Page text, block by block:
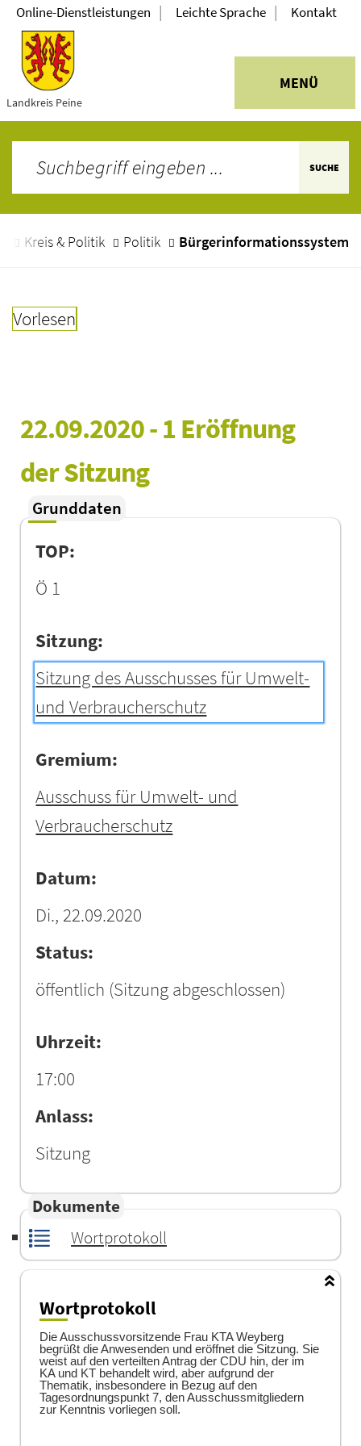
Landkreis Peine
MENÜ
Online-Dienstleistungen | Leichte Sprache | Kontakt
SUCHE
Kreis & Politik Politik Bürgerinformationssystem
Vorlesen
22.09.2020 - 1 Eröffnung
der Sitzung
Grunddaten
TOP:
Ö 1
Sitzung:
Sitzung des Ausschusses für Umwelt-
und Verbraucherschutz
Gremium:
Ausschuss für Umwelt- und
Verbraucherschutz
Datum:
Di., 22.09.2020
Status:
öffentlich (Sitzung abgeschlossen)
Uhrzeit:
17:00
Anlass:
Sitzung
Dokumente
Wortprotokoll
Wortprotokoll
Die Ausschussvorsitzende Frau KTA Weyberg
begrüßt die Anwesenden und eröffnet die Sitzung. Sie
weist auf den verteilten Antrag der CDU hin, der im
KA und KT behandelt wird, aber aufgrund der
Thematik, insbesondere in Bezug auf den
Tagesordnungspunkt 7, den Ausschussmitgliedern
zur Kenntnis vorliegen soll.